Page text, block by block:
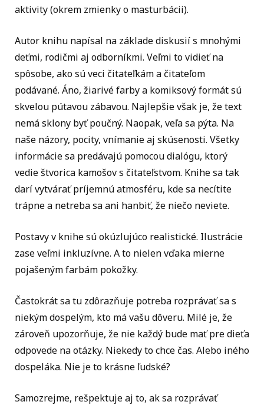
aktivity (okrem zmienky o masturbácii).
Autor knihu napísal na základe diskusií s mnohými
deťmi, rodičmi aj odborníkmi. Veľmi to vidieť na
spôsobe, ako sú veci čitateľkám a čitateľom
podávané. Áno, žiarivé farby a komiksový formát sú
skvelou pútavou zábavou. Najlepšie však je, že text
nemá sklony byť poučný. Naopak, veľa sa pýta. Na
naše názory, pocity, vnímanie aj skúsenosti. Všetky
informácie sa predávajú pomocou dialógu, ktorý
vedie štvorica kamošov s čitateľstvom. Knihe sa tak
darí vytvárať príjemnú atmosféru, kde sa necítite
trápne a netreba sa ani hanbiť, že niečo neviete.
Postavy v knihe sú okúzlujúco realistické. Ilustrácie
zase veľmi inkluzívne. A to nielen vďaka mierne
pojašeným farbám pokožky.
Častokrát sa tu zdôrazňuje potreba rozprávať sa s
niekým dospelým, kto má vašu dôveru. Milé je, že
zároveň upozorňuje, že nie každý bude mať pre dieťa
odpovede na otázky. Niekedy to chce čas. Alebo iného
dospeláka. Nie je to krásne ľudské?
Samozrejme, rešpektuje aj to, ak sa rozprávať